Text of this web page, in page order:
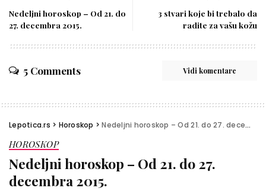
Nedeljni horoskop – Od 21. do
27. decembra 2015.
3 stvari koje bi trebalo da
radite za vašu kožu
5 Comments Vidi komentare
Lepotica.rs > Horoskop >Nedeljni horoskop – Od 21. do 27. decembra 2015.
HOROSKOP
Nedeljni horoskop – Od 21. do 27.
decembra 2015.